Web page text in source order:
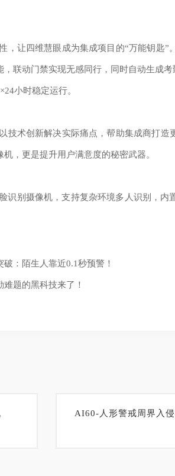
，让四维慧眼成为集成项目的“万能钥匙
，联动门禁实现无感同行，同时自动生成
小时稳定运行。
技术创新解决实际痛点，帮助集成商打
，更是提升用户满意度的秘密武器。
识别摄像机，支持复杂环境多人识别，
破：陌生人靠近0.1秒预警！
题的黑科技来了！
AI60-人形警戒周界入